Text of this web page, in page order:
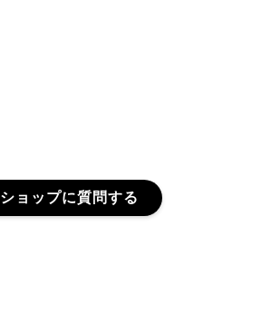
ショップに質問する